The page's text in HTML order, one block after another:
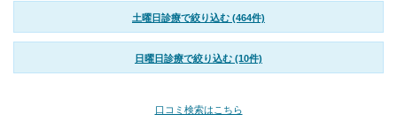
土曜日診療で絞り込む (464件)
日曜日診療で絞り込む (10件)
口コミ検索はこちら